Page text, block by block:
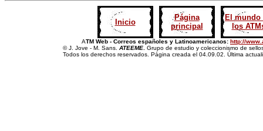
Inicio
Página
principal
El mundo
los
ATM Web - Correos españoles y Latinoamericanos: http://
© J. Jove - M. Sans. ATEEME Grupo de estudio y coleccionismo de
Todos los derechos reservados. Página creada el 04.09.02. Última